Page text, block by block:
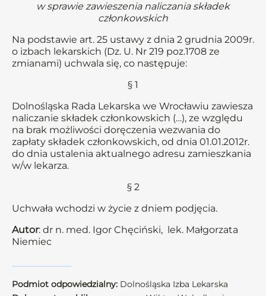
w sprawie zawieszenia naliczania składek
członkowskich
Na podstawie art. 25 ustawy z dnia 2 grudnia 2009r.
o izbach lekarskich (Dz. U. Nr 219 poz.1708 ze
zmianami) uchwala się, co następuje:
§ 1
Dolnośląska Rada Lekarska we Wrocławiu zawiesza
naliczanie składek członkowskich (…), ze względu
na brak możliwości doręczenia wezwania do
zapłaty składek członkowskich, od dnia 01.01.2012r.
do dnia ustalenia aktualnego adresu zamieszkania
w/w lekarza.
§ 2
Uchwała wchodzi w życie z dniem podjęcia.
Autor: dr n. med. Igor Chęciński, lek. Małgorzata
Niemiec
Podmiot odpowiedzialny: Dolnośląska Izba Lekarska